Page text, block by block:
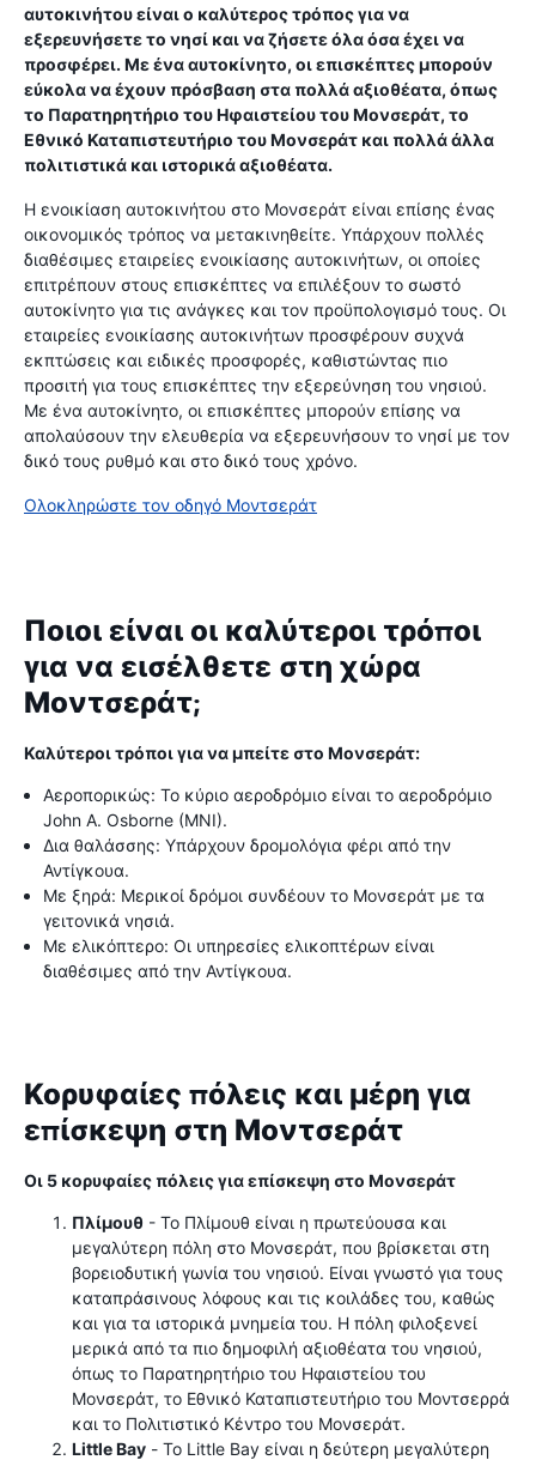
αυτοκινήτου είναι ο καλύτερος τρόπος για να
εξερευνήσετε το νησί και να ζήσετε όλα όσα έχει να
προσφέρει. Με ένα αυτοκίνητο, οι επισκέπτες μπορούν
εύκολα να έχουν πρόσβαση στα πολλά αξιοθέατα, όπως
το Παρατηρητήριο του Ηφαιστείου του Μονσεράτ, το
Εθνικό Καταπιστευτήριο του Μονσεράτ και πολλά άλλα
πολιτιστικά και ιστορικά αξιοθέατα.
Η ενοικίαση αυτοκινήτου στο Μονσεράτ είναι επίσης ένας
οικονομικός τρόπος να μετακινηθείτε. Υπάρχουν πολλές
διαθέσιμες εταιρείες ενοικίασης αυτοκινήτων, οι οποίες
επιτρέπουν στους επισκέπτες να επιλέξουν το σωστό
αυτοκίνητο για τις ανάγκες και τον προϋπολογισμό τους. Οι
εταιρείες ενοικίασης αυτοκινήτων προσφέρουν συχνά
εκπτώσεις και ειδικές προσφορές, καθιστώντας πιο
προσιτή για τους επισκέπτες την εξερεύνηση του νησιού.
Με ένα αυτοκίνητο, οι επισκέπτες μπορούν επίσης να
απολαύσουν την ελευθερία να εξερευνήσουν το νησί με τον
δικό τους ρυθμό και στο δικό τους χρόνο.
Ολοκληρώστε τον οδηγό Μοντσεράτ
Ποιοι είναι οι καλύτεροι τρόποι
για να εισέλθετε στη χώρα
Μοντσεράτ;
Καλύτεροι τρόποι για να μπείτε στο Μονσεράτ:
Αεροπορικώς: Το κύριο αεροδρόμιο είναι το αεροδρόμιο
John A. Osborne (MNI).
Δια θαλάσσης: Υπάρχουν δρομολόγια φέρι από την
Αντίγκουα.
Με ξηρά: Μερικοί δρόμοι συνδέουν το Μονσεράτ με τα
γειτονικά νησιά.
Με ελικόπτερο: Οι υπηρεσίες ελικοπτέρων είναι
διαθέσιμες από την Αντίγκουα.
Κορυφαίες πόλεις και μέρη για
επίσκεψη στη Μοντσεράτ
Οι 5 κορυφαίες πόλεις για επίσκεψη στο Μονσεράτ
Πλίμουθ - Το Πλίμουθ είναι η πρωτεύουσα και
μεγαλύτερη πόλη στο Μονσεράτ, που βρίσκεται στη
βορειοδυτική γωνία του νησιού. Είναι γνωστό για τους
καταπράσινους λόφους και τις κοιλάδες του, καθώς
και για τα ιστορικά μνημεία του. Η πόλη φιλοξενεί
μερικά από τα πιο δημοφιλή αξιοθέατα του νησιού,
όπως το Παρατηρητήριο του Ηφαιστείου του
Μονσεράτ, το Εθνικό Καταπιστευτήριο του Μοντσερρά
και το Πολιτιστικό Κέντρο του Μονσεράτ.
Little Bay - Το Little Bay είναι η δεύτερη μεγαλύτερη